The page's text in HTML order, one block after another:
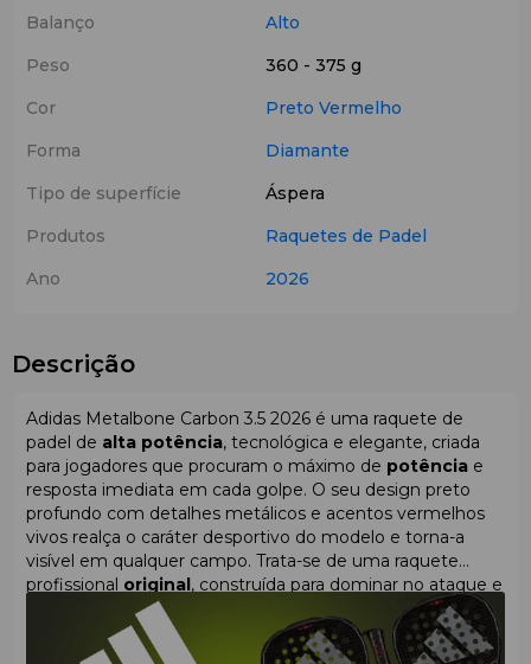
Balanço
Alto
Peso
360 - 375 g
Cor
Preto Vermelho
Forma
Diamante
Tipo de superfície
Áspera
Produtos
Raquetes de Padel
Ano
2026
Descrição
Adidas Metalbone Carbon 3.5 2026 é uma raquete de
padel de alta potência, tecnológica e elegante, criada
para jogadores que procuram o máximo de potência e
resposta imediata em cada golpe. O seu design preto
profundo com detalhes metálicos e acentos vermelhos
vivos realça o caráter desportivo do modelo e torna-a
visível em qualquer campo. Trata-se de uma raquete
profissional original, construída para dominar no ataque e
garantir um jogo estável em todos os tipos de courts.